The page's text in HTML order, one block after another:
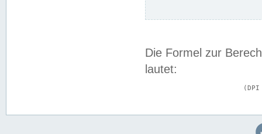
Die Formel zur
lautet: